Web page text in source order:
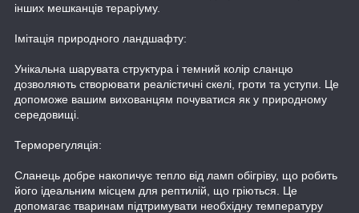
інших мешканців тераріуму.
Імітація природного ландшафту:
Унікальна шарувата структура і темний колір сланцю
дозволяють створювати реалістичні скелі, гроти та уступи. Це
допоможе вашим вихованцям почуватися як у природному
середовищі.
Терморегуляція:
Сланець добре накопичує тепло від ламп обігріву, що робить
його ідеальним місцем для рептилій, що гріються. Це
допомагає тваринам підтримувати необхідну температуру